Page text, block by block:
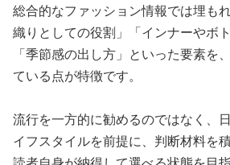
総合的なファッション情報では埋も
織りとしての役割」「インナーやボ
「季節感の出し方」といった要素を
ている点が特徴です。
流行を一方的に勧めるのではなく、
イフスタイルを前提に、判断材料を